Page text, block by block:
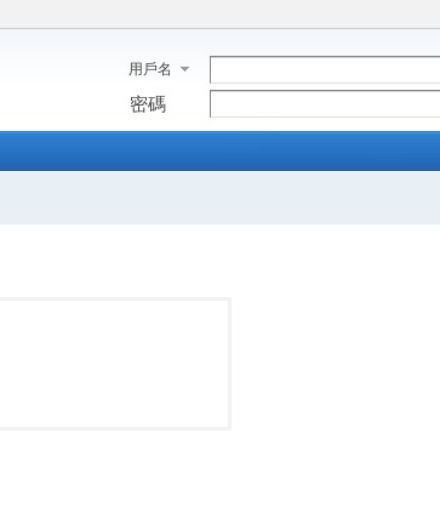
用戶名
密碼